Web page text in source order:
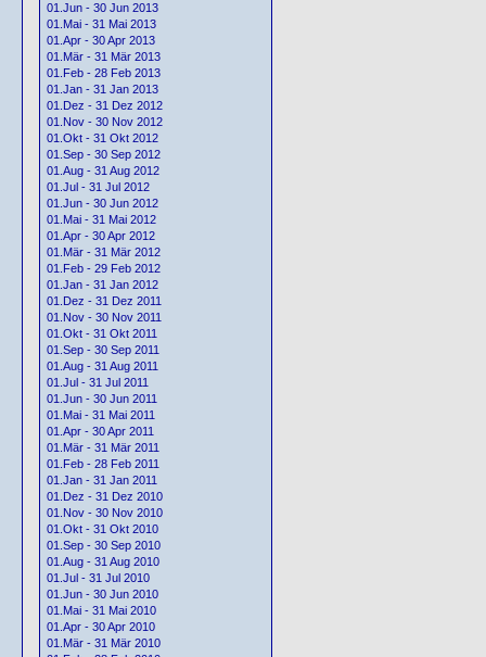
01.Jun - 30 Jun 2013
01.Mai - 31 Mai 2013
01.Apr - 30 Apr 2013
01.Mär - 31 Mär 2013
01.Feb - 28 Feb 2013
01.Jan - 31 Jan 2013
01.Dez - 31 Dez 2012
01.Nov - 30 Nov 2012
01.Okt - 31 Okt 2012
01.Sep - 30 Sep 2012
01.Aug - 31 Aug 2012
01.Jul - 31 Jul 2012
01.Jun - 30 Jun 2012
01.Mai - 31 Mai 2012
01.Apr - 30 Apr 2012
01.Mär - 31 Mär 2012
01.Feb - 29 Feb 2012
01.Jan - 31 Jan 2012
01.Dez - 31 Dez 2011
01.Nov - 30 Nov 2011
01.Okt - 31 Okt 2011
01.Sep - 30 Sep 2011
01.Aug - 31 Aug 2011
01.Jul - 31 Jul 2011
01.Jun - 30 Jun 2011
01.Mai - 31 Mai 2011
01.Apr - 30 Apr 2011
01.Mär - 31 Mär 2011
01.Feb - 28 Feb 2011
01.Jan - 31 Jan 2011
01.Dez - 31 Dez 2010
01.Nov - 30 Nov 2010
01.Okt - 31 Okt 2010
01.Sep - 30 Sep 2010
01.Aug - 31 Aug 2010
01.Jul - 31 Jul 2010
01.Jun - 30 Jun 2010
01.Mai - 31 Mai 2010
01.Apr - 30 Apr 2010
01.Mär - 31 Mär 2010